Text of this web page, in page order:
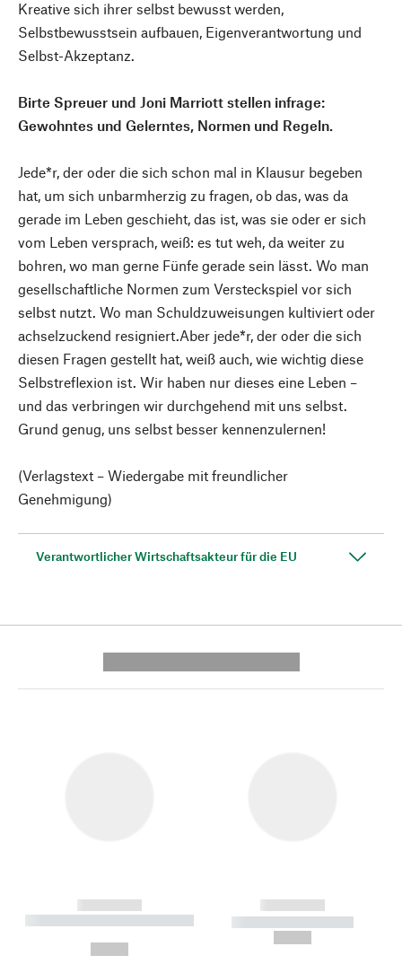
Kreative sich ihrer selbst bewusst werden,
Selbstbewusstsein aufbauen, Eigenverantwortung und
Selbst-Akzeptanz.
Birte Spreuer und Joni Marriott stellen infrage:
Gewohntes und Gelerntes, Normen und Regeln.
Jede*r, der oder die sich schon mal in Klausur begeben
hat, um sich unbarmherzig zu fragen, ob das, was da
gerade im Leben geschieht, das ist, was sie oder er sich
vom Leben versprach, weiß: es tut weh, da weiter zu
bohren, wo man gerne Fünfe gerade sein lässt. Wo man
gesellschaftliche Normen zum Versteckspiel vor sich
selbst nutzt. Wo man Schuldzuweisungen kultiviert oder
achselzuckend resigniert.Aber jede*r, der oder die sich
diesen Fragen gestellt hat, weiß auch, wie wichtig diese
Selbstreflexion ist. Wir haben nur dieses eine Leben –
und das verbringen wir durchgehend mit uns selbst.
Grund genug, uns selbst besser kennenzulernen!
(Verlagstext – Wiedergabe mit freundlicher
Genehmigung)
Verantwortlicher Wirtschaftsakteur für die EU
------------
----------- ----------- --------
------------
----------- -----------